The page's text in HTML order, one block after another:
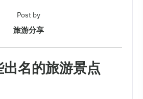
Post by
旅游分享
名的旅游景点